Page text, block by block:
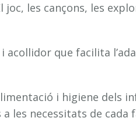
les cançons, les
acollidor que facilita
i higiene dels
les necessitats de cada